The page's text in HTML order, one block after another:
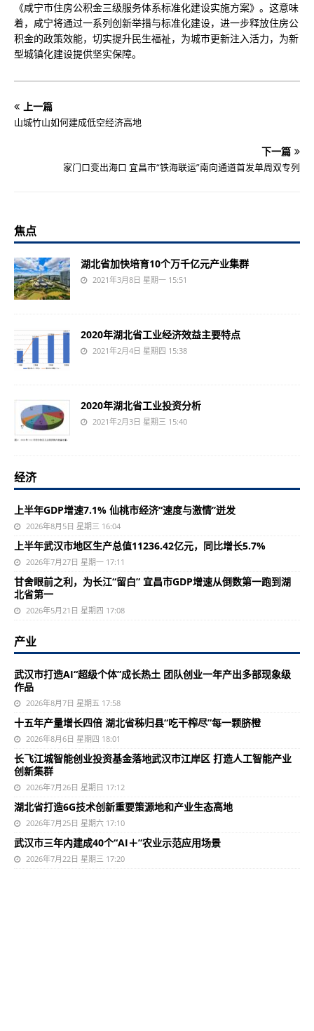
《咸宁市住房公积金三级服务体系标准化建设实施方案》。这意味
着，咸宁将通过一系列创新举措与标准化建设，进一步释放住房公
积金的政策效能，切实提升民生福祉，为城市更新注入活力，为新
型城镇化建设提供坚实保障。
上一篇
山城竹山如何建成低空经济高地
下一篇
家门口变出海口 宜昌市“铁海联运”南向通道首发单周双专列
焦点
湖北省加快培育10个万千亿元产业集群
2021年3月8日 星期一 15:51
2020年湖北省工业经济效益主要特点
2021年2月4日 星期四 15:38
2020年湖北省工业投资分析
2021年2月3日 星期三 15:40
经济
上半年GDP增速7.1% 仙桃市经济“速度与激情”迸发
2026年8月5日 星期三 16:04
上半年武汉市地区生产总值11236.42亿元，同比增长5.7%
2026年7月27日 星期一 17:11
甘舍眼前之利，为长江“留白” 宜昌市GDP增速从倒数第一跑到湖
北省第一
2026年5月21日 星期四 17:08
产业
武汉市打造AI“超级个体”成长热土 团队创业一年产出多部现象级
作品
2026年8月7日 星期五 17:58
十五年产量增长四倍 湖北省秭归县“吃干榨尽”每一颗脐橙
2026年8月6日 星期四 18:01
长飞江城智能创业投资基金落地武汉市江岸区 打造人工智能产业
创新集群
2026年7月26日 星期日 17:12
湖北省打造6G技术创新重要策源地和产业生态高地
2026年7月25日 星期六 17:10
武汉市三年内建成40个“AI＋”农业示范应用场景
2026年7月22日 星期三 17:20